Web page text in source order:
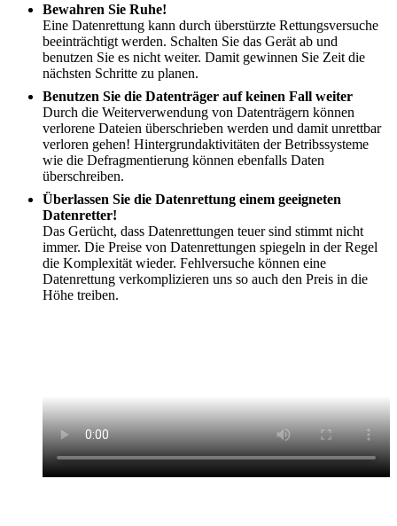
Bewahren Sie Ruhe!
Eine Datenrettung kann durch überstürzte Rettungsversuche
beeinträchtigt werden. Schalten Sie das Gerät ab und
benutzen Sie es nicht weiter. Damit gewinnen Sie Zeit die
nächsten Schritte zu planen.
Benutzen Sie die Datenträger auf keinen Fall weiter
Durch die Weiterverwendung von Datenträgern können
verlorene Dateien überschrieben werden und damit unrettbar
verloren gehen! Hintergrundaktivitäten der Betribssysteme
wie die Defragmentierung können ebenfalls Daten
überschreiben.
Überlassen Sie die Datenrettung einem geeigneten
Datenretter!
Das Gerücht, dass Datenrettungen teuer sind stimmt nicht
immer. Die Preise von Datenrettungen spiegeln in der Regel
die Komplexität wieder. Fehlversuche können eine
Datenrettung verkomplizieren uns so auch den Preis in die
Höhe treiben.